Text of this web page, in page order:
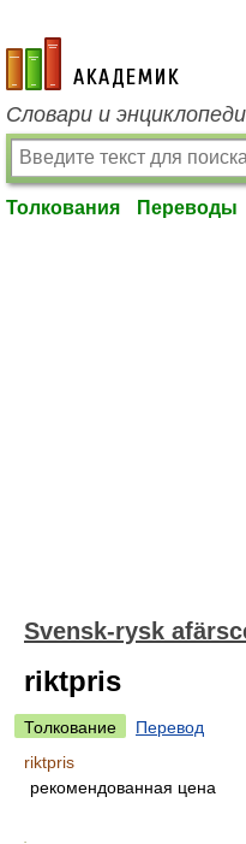
academic.ru
Словари и
Толкования Переводы
Svensk-rysk
riktpris
Толкование
Перевод
riktpris
рекомендованная цена